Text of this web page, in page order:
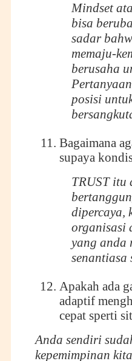
Mindset
bisa
sadar
memaju-
berusaha
posisi
Bagaimana
supaya
TRUST itu
dipercaya,
organisasi
yang anda
senantiasa
Apakah ada
adaptif
cepat sperti
Anda sendiri
kepemimpinan